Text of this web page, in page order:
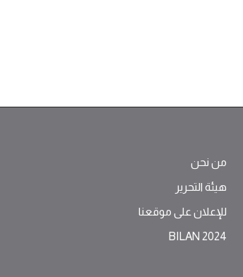
من نحن
هيئة التحرير
للإعلان على موقعنا
BILAN 2024